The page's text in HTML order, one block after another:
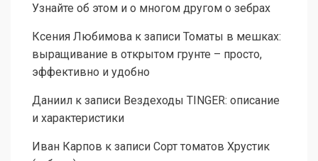
Узнайте об этом и о многом другом о зебрах
Ксения Любимова к записи Томаты в мешках:
выращивание в открытом грунте – просто,
эффективно и удобно
Даниил к записи Вездеходы TINGER: описание
и характеристики
Иван Карпов к записи Сорт томатов Хрустик